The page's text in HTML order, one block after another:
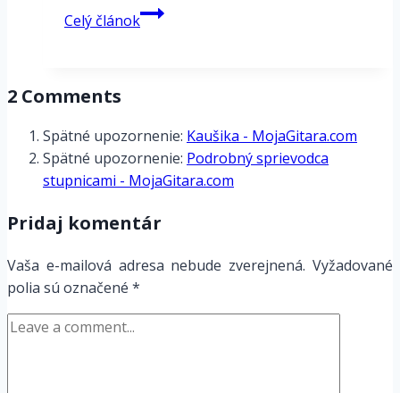
Celý článokTempo
a
2 Comments
Spätné upozornenie: Kaušika - MojaGitara.com
Spätné upozornenie: Podrobný sprievodca
stupnicami - MojaGitara.com
Pridaj komentár
Vaša e-mailová adresa nebude zverejnená. Vyžadované
polia sú označené *